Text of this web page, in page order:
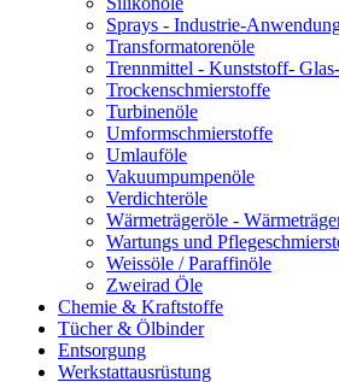
Sprays - Industrie-
Transformatorenöle
Trennmittel - Kunststoff-
Trockenschmierstoffe
Turbinenöle
Umformschmierstoffe
Umlauföle
Vakuumpumpenöle
Verdichteröle
Wärmeträgeröle -
Wartungs und
Weissöle / Paraffinöle
Zweirad Öle
Chemie & Kraftstoffe
Tücher & Ölbinder
Entsorgung
Werkstattausrüstung